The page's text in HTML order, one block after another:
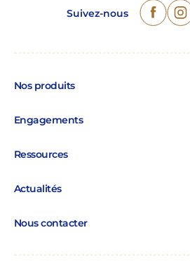
Suivez-nous
Nos produits
Engagements
Ressources
Actualités
Nous contacter